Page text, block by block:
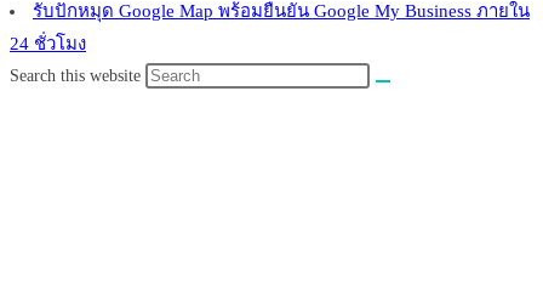
รับปักหมุด Google Map พร้อมยืนยัน Google My Business ภายใน
24 ชั่วโมง
Search this website